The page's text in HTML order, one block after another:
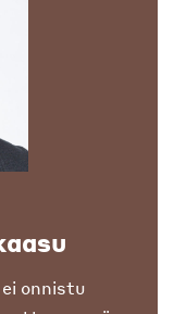
onnistu